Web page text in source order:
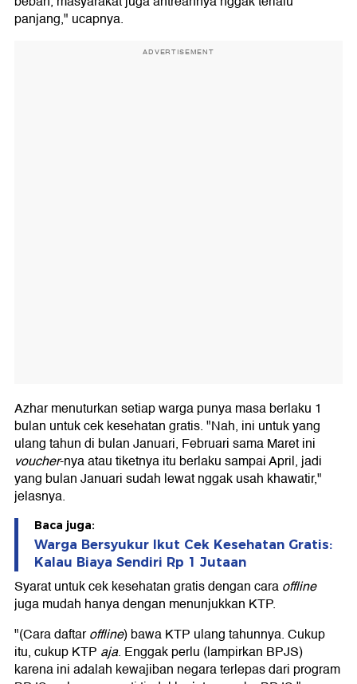
panjang," ucapnya.
ADVERTISEMENT
Azhar menuturkan setiap warga punya masa berlaku 1
bulan untuk cek kesehatan gratis. "Nah, ini untuk yang
ulang tahun di bulan Januari, Februari sama Maret ini
voucher-nya atau tiketnya itu berlaku sampai April, jadi
yang bulan Januari sudah lewat nggak usah khawatir,"
jelasnya.
Baca juga:
Warga Bersyukur Ikut Cek Kesehatan Gratis:
Kalau Biaya Sendiri Rp 1 Jutaan
Syarat untuk cek kesehatan gratis dengan caraoffline
juga mudah hanya dengan menunjukkan KTP.
"(Cara daftaroffline) bawa KTP ulang tahunnya. Cukup
itu, cukup KTP aja. Enggak perlu (lampirkan BPJS)
karena ini adalah kewajiban negara terlepas dari program